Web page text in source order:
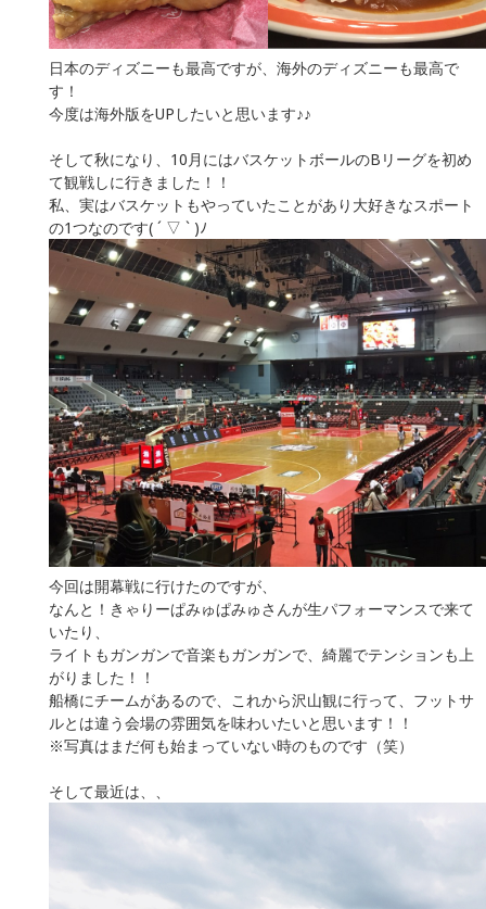
日本のディズニーも最高ですが、海外のディズニーも最高で
す！
今度は海外版をUPしたいと思います♪♪
そして秋になり、10月にはバスケットボールのBリーグを初め
て観戦しに行きました！！
私、実はバスケットもやっていたことがあり大好きなスポート
の1つなのです( ´ ▽ ` )ﾉ
今回は開幕戦に行けたのですが、
なんと！きゃりーぱみゅぱみゅさんが生パフォーマンスで来て
いたり、
ライトもガンガンで音楽もガンガンで、綺麗でテンションも上
がりました！！
船橋にチームがあるので、これから沢山観に行って、フットサ
ルとは違う会場の雰囲気を味わいたいと思います！！
※写真はまだ何も始まっていない時のものです（笑）
そして最近は、、